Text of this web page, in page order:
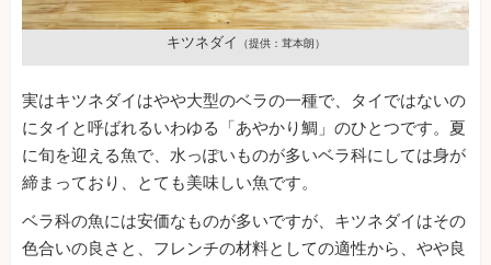
キツネダイ （提供：茸本朗）
実はキツネダイはやや大型のベラの一種で、タイではないの
にタイと呼ばれるいわゆる「あやかり鯛」のひとつです。夏
に旬を迎える魚で、水っぽいものが多いベラ科にしては身が
締まっており、とても美味しい魚です。
ベラ科の魚には安価なものが多いですが、キツネダイはその
色合いの良さと、フレンチの材料としての適性から、やや良